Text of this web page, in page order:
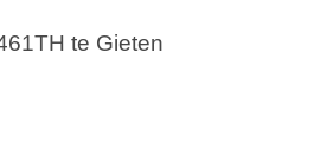
te Gieten